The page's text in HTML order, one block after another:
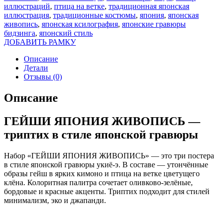
иллюстраций, птица на ветке, традиционная японская
иллюстрация, традиционные костюмы, япония, японская
живопись, японская ксилография, японские гравюры
бидзинга, японский стиль
ДОБАВИТЬ РАМКУ
Описание
Детали
Отзывы (0)
Описание
ГЕЙШИ ЯПОНИЯ ЖИВОПИСЬ —
триптих в стиле японской гравюры
Набор «ГЕЙШИ ЯПОНИЯ ЖИВОПИСЬ» — это три постера
в стиле японской гравюры укиё-э. В составе — утончённые
образы гейш в ярких кимоно и птица на ветке цветущего
клёна. Колоритная палитра сочетает оливково-зелёные,
бордовые и красные акценты. Триптих подходит для стилей
минимализм, эко и джапанди.